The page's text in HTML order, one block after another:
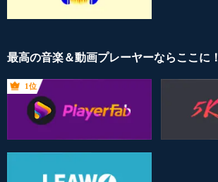
最高の音楽＆動画プレーヤーならここに！
1位